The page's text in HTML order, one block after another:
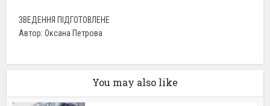
ЗВЕДЕННЯ ПІДГОТОВЛЕНЕ
Автор: Оксана Петрова
You may also like